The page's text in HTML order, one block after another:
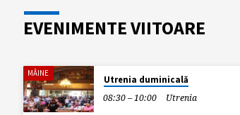
coborât cununi strălucitoare de sfinți. Văzând
asta, unul dintre soldații de pază a sărit în apa
și a strigat că și el e creștin. Guvernatorul a
EVENIMENTE VIITOARE
MÂINE
Utrenia duminicală
08:30 – 10:00
Utrenia